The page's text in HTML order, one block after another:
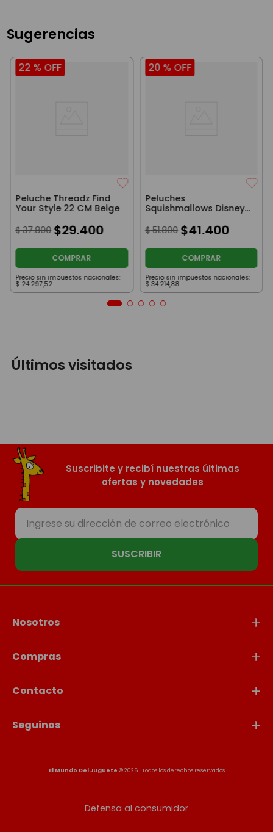
Sugerencias
22 % OFF
Peluche Threadz Find
Your Style 22 CM Beige
$ 37.800 $29.400
COMPRAR
Precio sin impuestos nacionales:
$ 24.297,52
20 % OFF
Peluches
Squishmallows Disney
De Stitch 20 Cm
$ 51.800 $41.400
COMPRAR
Precio sin impuestos nacionales:
$ 34.214,88
Últimos visitados
Suscribite y recibí nuestras últimas
ofertas y novedades
SUSCRIBIR
Nosotros
Compras
Contacto
Seguinos
El Mundo Del Juguete © 2026 | Todos los derechos reservados
Defensa al consumidor